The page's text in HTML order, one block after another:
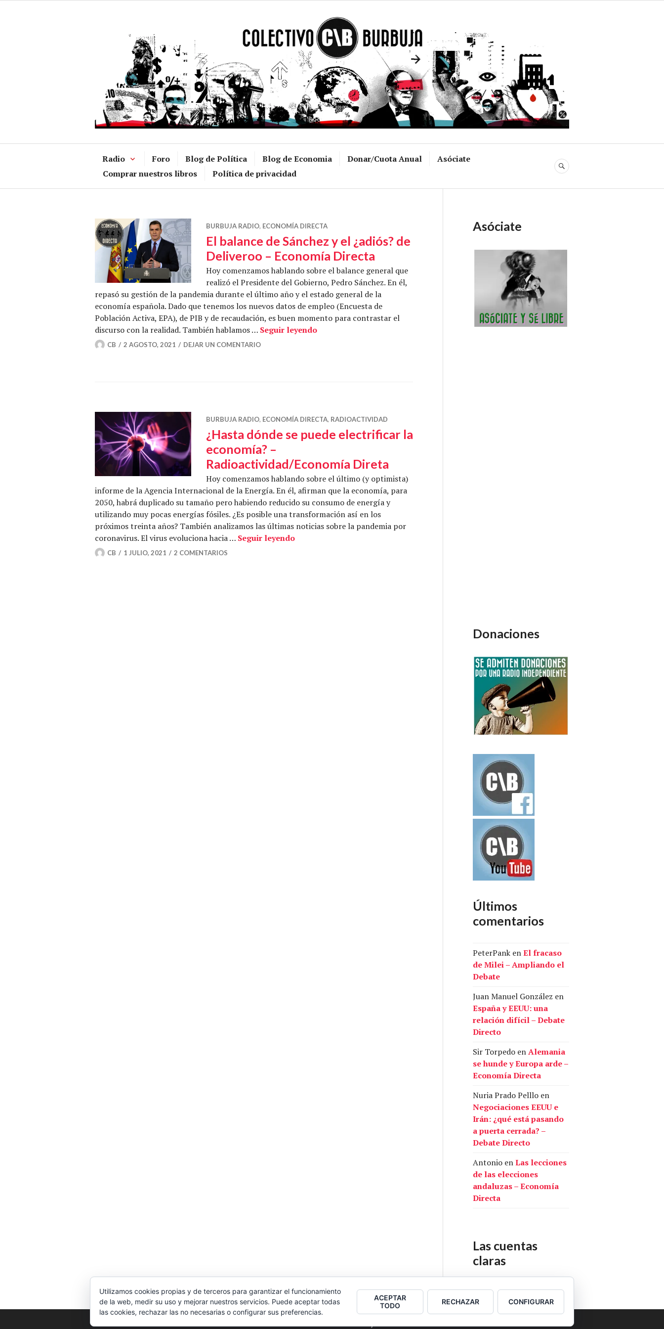
Radio Foro Blog de Política Blog de Economia Donar/Cuota Anual
Asóciate
Comprar nuestros libros
Política de privacidad
BUSCAR
BURBUJA RADIO, ECONOMÍA DIRECTA
El balance de Sánchez y el ¿adiós? de
Deliveroo – Economía Directa
Hoy comenzamos hablando sobre el balance general que
realizó el Presidente del Gobierno, Pedro Sánchez. En él,
repasó su gestión de la pandemia durante el último año y el estado general de la
economía española. Dado que tenemos los nuevos datos de empleo (Encuesta de
Población Activa, EPA), de PIB y de recaudación, es buen momento para contrastar el
discurso con la realidad. También hablamos … Seguir leyendoEl balance de Sánchez y el ¿adiós? de Deliveroo – Economía Directa
CB 2 AGOSTO, 2021 DEJAR UN COMENTARIO
BURBUJA RADIO, ECONOMÍA DIRECTA, RADIOACTIVIDAD
¿Hasta dónde se puede electrificar la
economía? –
Radioactividad/Economía Direta
Hoy comenzamos hablando sobre el último (y optimista)
informe de la Agencia Internacional de la Energía. En él, afirman que la economía, para
2050, habrá duplicado su tamaño pero habiendo reducido su consumo de energía y
utilizando muy pocas energías fósiles. ¿Es posible una transformación así en los
próximos treinta años? También analizamos las últimas noticias sobre la pandemia por
coronavirus. El virus evoluciona hacia … Seguir leyendo¿Hasta dónde se puede electrificar la economía? – Radioactividad/Economía Direta
CB 1 JULIO, 2021 2 COMENTARIOS
Asóciate
Donaciones
Últimos
comentarios
PeterPank enEl fracaso
de Milei – Ampliando el
Debate
Juan Manuel González en
España y EEUU: una
relación difícil – Debate
Directo
Sir Torpedo enAlemania
se hunde y Europa arde –
Economía Directa
Nuria Prado Pelllo en
Negociaciones EEUU e
Irán: ¿qué está pasando
a puerta cerrada? –
Debate Directo
Antonio enLas lecciones
de las elecciones
andaluzas – Economía
Directa
Las cuentas
claras
Nuestras cuentas
2026 Colectivo Burbuja
Utilizamos cookies propias y de terceros para garantizar el funcionamiento
de la web, medir su uso y mejorar nuestros servicios. Puede aceptar todas
las cookies, rechazar las no necesarias o configurar sus preferencias.
ACEPTAR
TODO
RECHAZAR CONFIGURAR